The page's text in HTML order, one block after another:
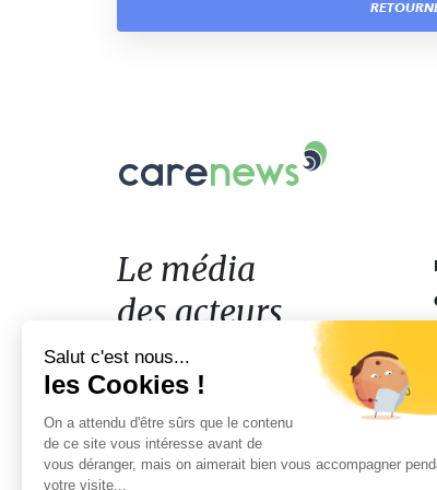
Le
acteurs
de
l'engagement
Le média
des acteurs
de l'engagement
Salut c'est nous...
les Cookies !
On a attendu d'être sûrs que le contenu
de ce site vous intéresse avant de
vous déranger, mais on aimerait bien vous accompagner
votre visite...